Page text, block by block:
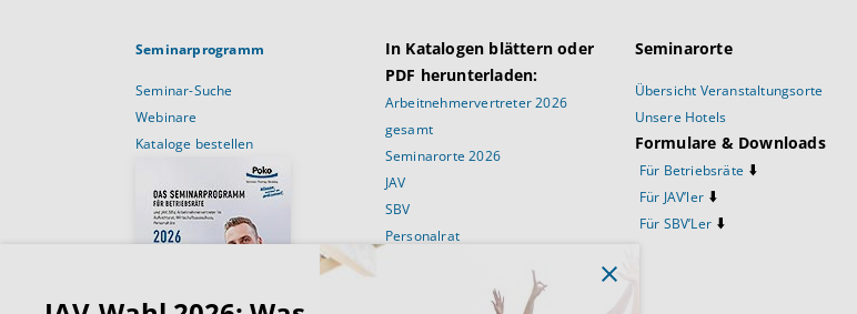
Seminarprogramm
Seminar-Suche
Webinare
Kataloge bestellen
In Katalogen blättern oder
PDF herunterladen:
Arbeitnehmervertreter 2026
gesamt
Seminarorte 2026
JAV
SBV
Personalrat
Schulungsansprüche
Seminarorte
Übersicht Veranstaltungsorte
Unsere Hotels
Formulare & Downloads
Für Betriebsräte ⬇️
Für JAV’ler ⬇️
Für SBV’Ler ⬇️